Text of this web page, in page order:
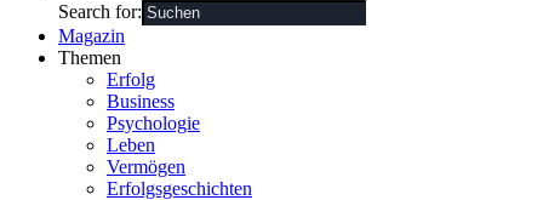
Search for:
Magazin
Themen
Erfolg
Business
Psychologie
Leben
Vermögen
Erfolgsgeschichten